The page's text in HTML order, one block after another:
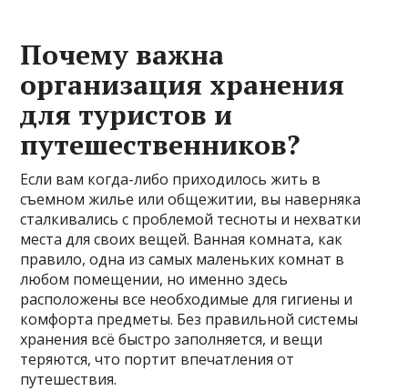
Почему важна
организация хранения
для туристов и
путешественников?
Если вам когда-либо приходилось жить в
съемном жилье или общежитии, вы наверняка
сталкивались с проблемой тесноты и нехватки
места для своих вещей. Ванная комната, как
правило, одна из самых маленьких комнат в
любом помещении, но именно здесь
расположены все необходимые для гигиены и
комфорта предметы. Без правильной системы
хранения всё быстро заполняется, и вещи
теряются, что портит впечатления от
путешествия.